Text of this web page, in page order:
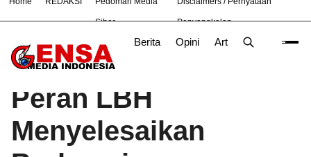
Siber Penyangkalan
Berita Opini Artikel
# Bekasi Nasional News Purwakarta TNI
Beranda/Hukum
Peran LBH
Menyelesaikan